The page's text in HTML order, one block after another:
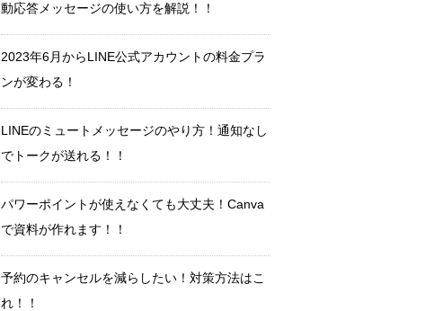
動応答メッセージの使い方を解説！！
2023年6月からLINE公式アカウントの料金プラ
ンが変わる！
LINEのミュートメッセージのやり方！通知なし
でトークが送れる！！
パワーポイントが使えなくても大丈夫！Canva
で資料が作れます！！
予約のキャンセルを減らしたい！対策方法はこ
れ！！